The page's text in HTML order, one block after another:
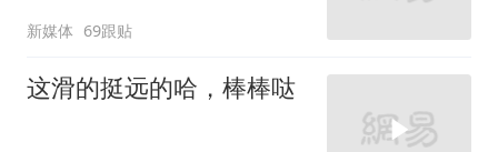
新媒体 69跟贴
这滑的挺远的哈，棒棒哒